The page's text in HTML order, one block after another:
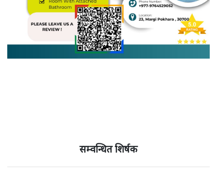
सम्वन्धित शिर्षक